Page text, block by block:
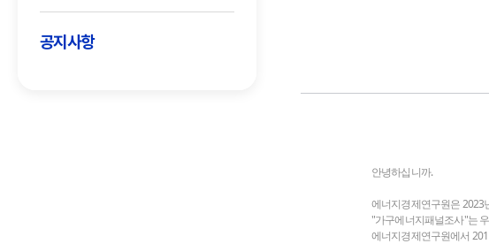
공지사항
안녕하십니까.
에너지경제연구원은 2023
"가구에너지패널조사"는
에너지경제연구원에서